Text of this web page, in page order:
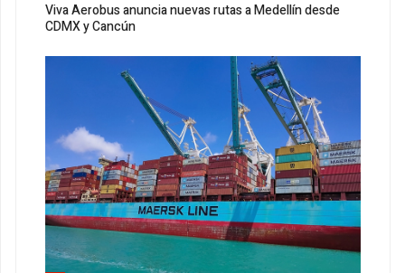
Viva Aerobus anuncia nuevas rutas a Medellín desde
CDMX y Cancún